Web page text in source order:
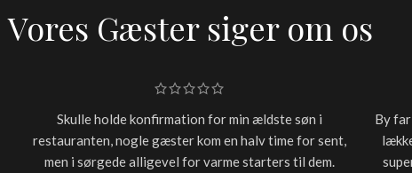
Vores Gæster siger om os
Skulle holde konfirmation for min ældste søn i
restauranten, nogle gæster kom en halv time for sent,
men i sørgede alligevel for varme starters til dem.
By